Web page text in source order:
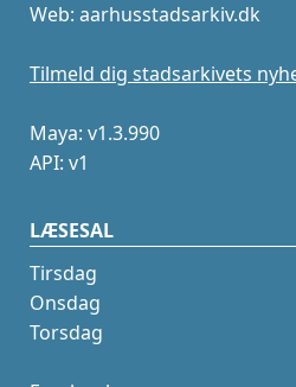
Web: aarhusstadsarkiv.dk
Tilmeld dig stadsarkivets
Maya: v1.3.990
API: v1
LÆSESAL
Tirsdag
Onsdag
Torsdag